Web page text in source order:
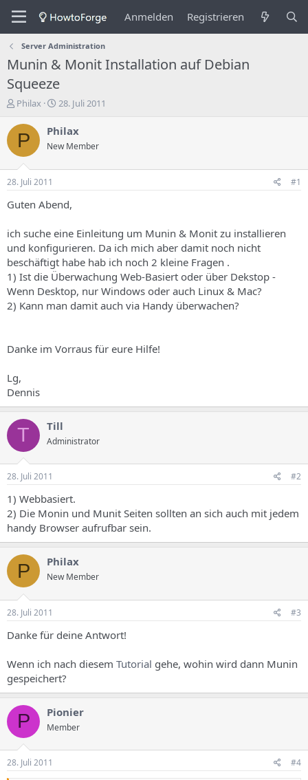
Anmelden Registrieren
Server Administration
Munin & Monit Installation auf Debian
Squeeze
E
s
e
e
r
s
T
h
e
m
a
Philax
E
s
e
n
d
a
t
u
m
28. Juli 2011
P Philax
New Member
28. Juli 2011 #1
Guten Abend,
ich suche eine Einleitung um Munin & Monit zu installieren
und konfigurieren. Da ich mich aber damit noch nicht
beschäftigt habe hab ich noch 2 kleine Fragen .
1) Ist die Überwachung Web-Basiert oder über Dekstop -
Wenn Desktop, nur Windows oder auch Linux & Mac?
2) Kann man damit auch via Handy überwachen?
Danke im Vorraus für eure Hilfe!
Lg,
Dennis
T Till
Administrator
28. Juli 2011 #2
1) Webbasiert.
2) Die Monin und Munit Seiten sollten an sich auch mit jedem
handy Browser aufrufbar sein.
P Philax
New Member
28. Juli 2011 #3
Danke für deine Antwort!
Wenn ich nach diesem Tutorial gehe, wohin wird dann Munin
gespeichert?
P Pionier
Member
28. Juli 2011 #4